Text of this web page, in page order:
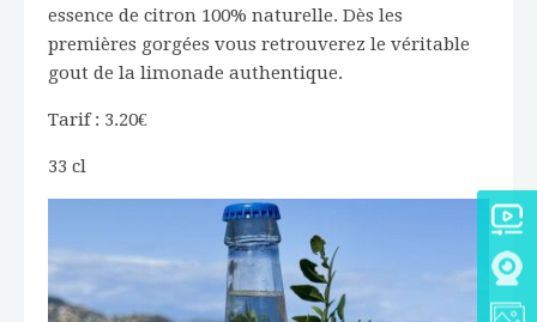
essence de citron 100% naturelle. Dès les
premières gorgées vous retrouverez le véritable
gout de la limonade authentique.
Tarif : 3.20€
33 cl